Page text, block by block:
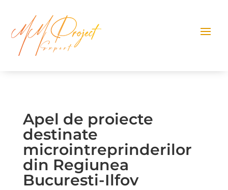
Apel de proiecte
destinate
microintreprinderilor
din Regiunea
Bucuresti-Ilfov